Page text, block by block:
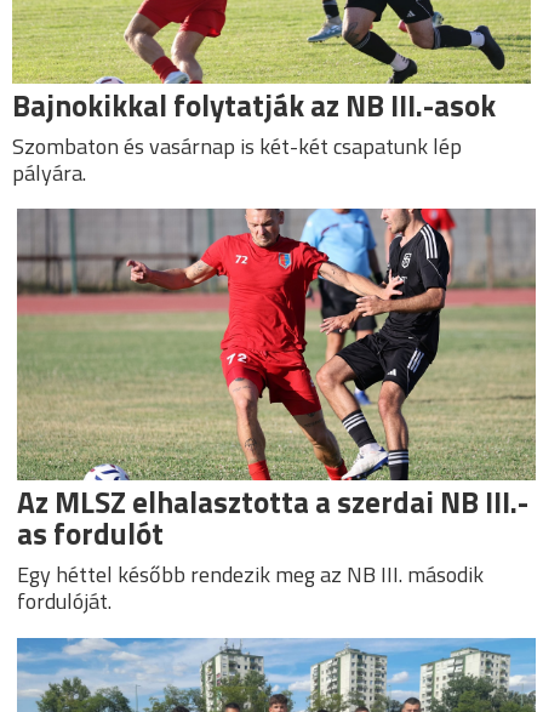
Bajnokikkal folytatják az NB III.-asok
Szombaton és vasárnap is két-két csapatunk lép
pályára.
Az MLSZ elhalasztotta a szerdai NB III.-
as fordulót
Egy héttel később rendezik meg az NB III. második
fordulóját.